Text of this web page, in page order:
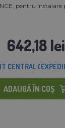
pentru
642,18 lei
CENTRAL
ADAUGĂ ÎN COŞ